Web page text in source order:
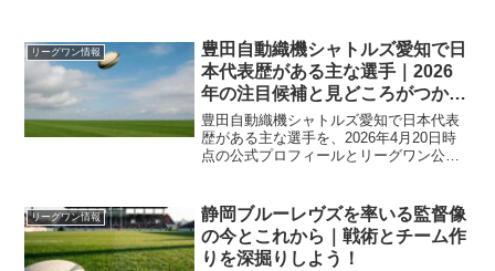
ジを整理しました。若手、国内主力、外
国籍スターの違い、社員選手とプロ契約
の見方、昇格争いが報酬に与える影響ま
でまとめて確認できます。
リーグワン情報
豊田自動織機シャトルズ愛知で日
本代表歴がある主な選手｜2026
年の注目候補と見どころがつかめ
る！
豊田自動織機シャトルズ愛知で日本代表
歴がある主な選手を、2026年4月20日時
点の公式プロフィールとリーグワン公式
代表歴の違い、今季の順位争いでの注目
点、フル代表とU20代表の見方の違いま
で、観戦前に押さえたいポイントをまと
めています。
リーグワン情報
静岡ブルーレヴズを率いる監督像
の今とこれから｜戦術とチーム作
りを深掘りしよう！